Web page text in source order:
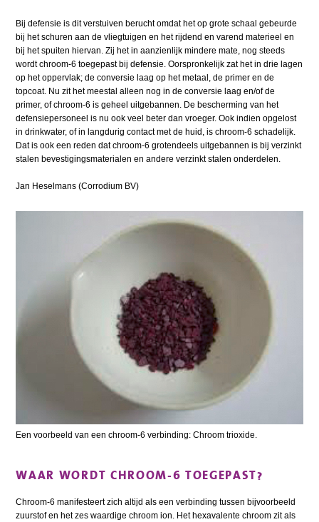
Bij defensie is dit verstuiven berucht omdat het op grote schaal gebeurde
bij het schuren aan de vliegtuigen en het rijdend en varend materieel en
bij het spuiten hiervan. Zij het in aanzienlijk mindere mate, nog steeds
wordt chroom-6 toegepast bij defensie. Oorspronkelijk zat het in drie lagen
op het oppervlak; de conversie laag op het metaal, de primer en de
topcoat. Nu zit het meestal alleen nog in de conversie laag en/of de
primer, of chroom-6 is geheel uitgebannen. De bescherming van het
defensiepersoneel is nu ook veel beter dan vroeger. Ook indien opgelost
in drinkwater, of in langdurig contact met de huid, is chroom-6 schadelijk.
Dat is ook een reden dat chroom-6 grotendeels uitgebannen is bij verzinkt
stalen bevestigingsmaterialen en andere verzinkt stalen onderdelen.
Jan Heselmans (Corrodium BV)
Een voorbeeld van een chroom-6 verbinding: Chroom trioxide.
WAAR WORDT CHROOM-6 TOEGEPAST?
Chroom-6 manifesteert zich altijd als een verbinding tussen bijvoorbeeld
zuurstof en het zes waardige chroom ion. Het hexavalente chroom zit als